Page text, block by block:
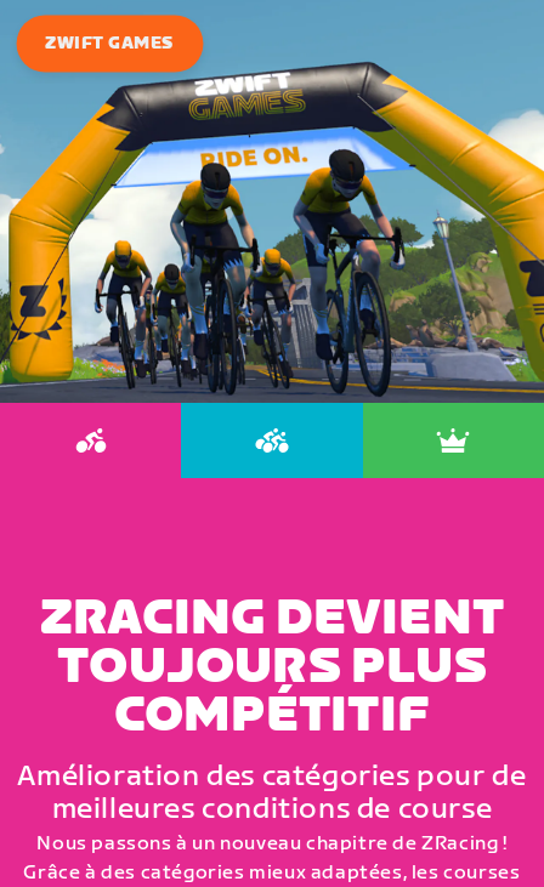
ZWIFT GAMES
ZRACING DEVIENT
TOUJOURS PLUS
COMPÉTITIF
Amélioration des catégories pour de
meilleures conditions de course
Nous passons à un nouveau chapitre de ZRacing !
Grâce à des catégories mieux adaptées, les courses